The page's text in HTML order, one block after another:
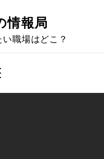
情報局
職場はどこ？